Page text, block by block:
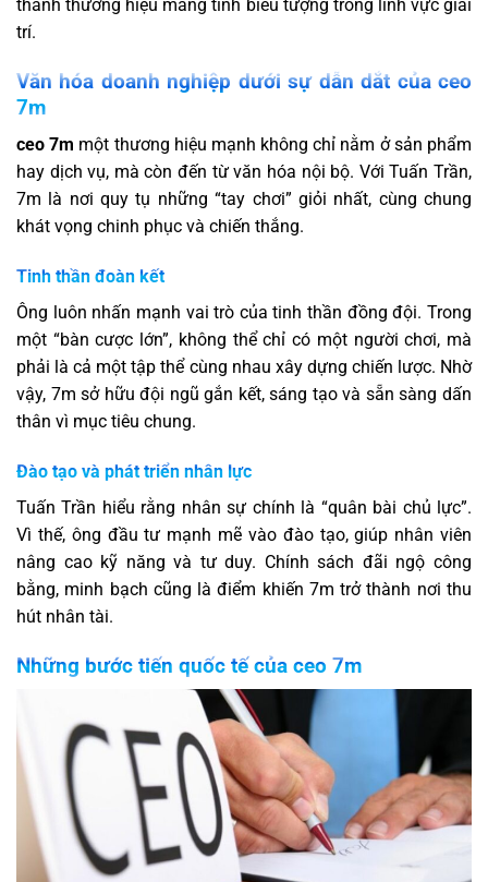
thành thương hiệu mang tính biểu tượng trong lĩnh vực giải
trí.
Văn hóa doanh nghiệp dưới sự dẫn dắt của ceo
7m
ceo 7m một thương hiệu mạnh không chỉ nằm ở sản phẩm
hay dịch vụ, mà còn đến từ văn hóa nội bộ. Với Tuấn Trần,
7m là nơi quy tụ những “tay chơi” giỏi nhất, cùng chung
khát vọng chinh phục và chiến thắng.
Tinh thần đoàn kết
Ông luôn nhấn mạnh vai trò của tinh thần đồng đội. Trong
một “bàn cược lớn”, không thể chỉ có một người chơi, mà
phải là cả một tập thể cùng nhau xây dựng chiến lược. Nhờ
vậy, 7m sở hữu đội ngũ gắn kết, sáng tạo và sẵn sàng dấn
thân vì mục tiêu chung.
Đào tạo và phát triển nhân lực
Tuấn Trần hiểu rằng nhân sự chính là “quân bài chủ lực”.
Vì thế, ông đầu tư mạnh mẽ vào đào tạo, giúp nhân viên
nâng cao kỹ năng và tư duy. Chính sách đãi ngộ công
bằng, minh bạch cũng là điểm khiến 7m trở thành nơi thu
hút nhân tài.
Những bước tiến quốc tế của ceo 7m